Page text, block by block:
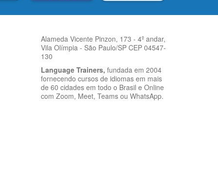
Alameda Vicente Pinzon, 173 - 4º andar,
Vila Olímpia - São Paulo/SP CEP 04547-
130
Language Trainers, fundada em 2004
fornecendo cursos de idiomas em mais
de 60 cidades em todo o Brasil e Online
com Zoom, Meet, Teams ou WhatsApp.